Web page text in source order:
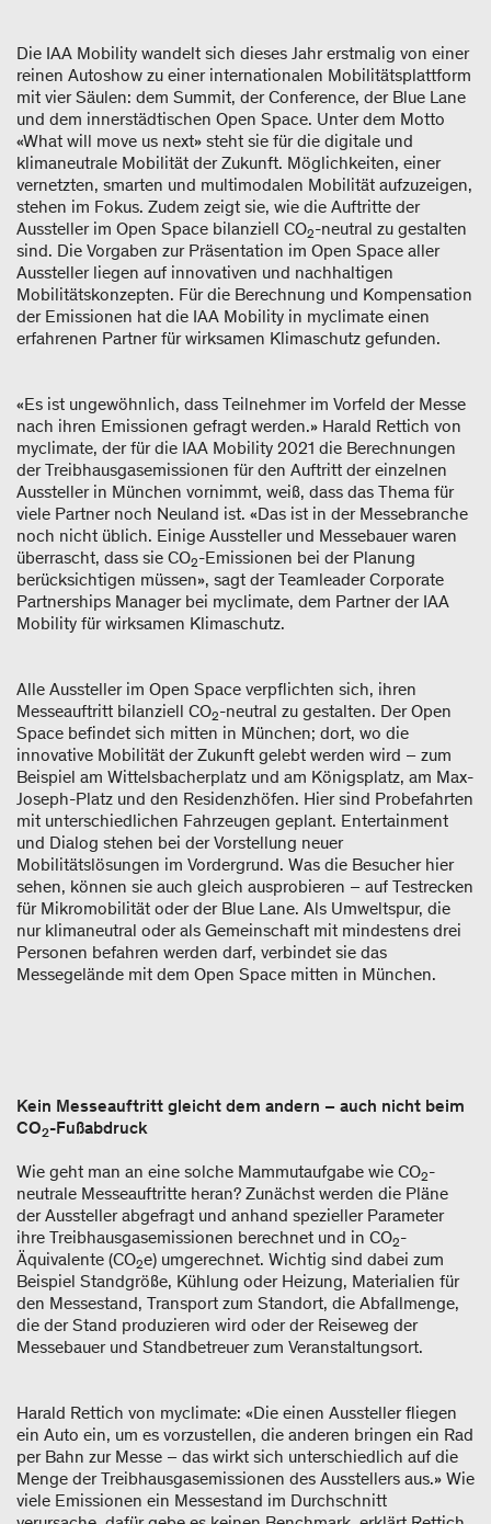
Die IAA Mobility wandelt sich dieses Jahr erstmalig von einer
reinen Autoshow zu einer internationalen Mobilitätsplattform
mit vier Säulen: dem Summit, der Conference, der Blue Lane
und dem innerstädtischen Open Space. Unter dem Motto
«What will move us next» steht sie für die digitale und
klimaneutrale Mobilität der Zukunft. Möglichkeiten, einer
vernetzten, smarten und multimodalen Mobilität aufzuzeigen,
stehen im Fokus. Zudem zeigt sie, wie die Auftritte der
Aussteller im Open Space bilanziell CO2-neutral zu gestalten
sind. Die Vorgaben zur Präsentation im Open Space aller
Aussteller liegen auf innovativen und nachhaltigen
Mobilitätskonzepten. Für die Berechnung und Kompensation
der Emissionen hat die IAA Mobility in myclimate einen
erfahrenen Partner für wirksamen Klimaschutz gefunden.
«Es ist ungewöhnlich, dass Teilnehmer im Vorfeld der Messe
nach ihren Emissionen gefragt werden.» Harald Rettich von
myclimate, der für die IAA Mobility 2021 die Berechnungen
der Treibhausgasemissionen für den Auftritt der einzelnen
Aussteller in München vornimmt, weiß, dass das Thema für
viele Partner noch Neuland ist. «Das ist in der Messebranche
noch nicht üblich. Einige Aussteller und Messebauer waren
überrascht, dass sie CO2-Emissionen bei der Planung
berücksichtigen müssen», sagt der Teamleader Corporate
Partnerships Manager bei myclimate, dem Partner der IAA
Mobility für wirksamen Klimaschutz.
Alle Aussteller im Open Space verpflichten sich, ihren
Messeauftritt bilanziell CO2-neutral zu gestalten. Der Open
Space befindet sich mitten in München; dort, wo die
innovative Mobilität der Zukunft gelebt werden wird – zum
Beispiel am Wittelsbacherplatz und am Königsplatz, am Max-
Joseph-Platz und den Residenzhöfen. Hier sind Probefahrten
mit unterschiedlichen Fahrzeugen geplant. Entertainment
und Dialog stehen bei der Vorstellung neuer
Mobilitätslösungen im Vordergrund. Was die Besucher hier
sehen, können sie auch gleich ausprobieren – auf Testrecken
für Mikromobilität oder der Blue Lane. Als Umweltspur, die
nur klimaneutral oder als Gemeinschaft mit mindestens drei
Personen befahren werden darf, verbindet sie das
Messegelände mit dem Open Space mitten in München.
Kein Messeauftritt gleicht dem andern – auch nicht beim
CO2-Fußabdruck
Wie geht man an eine solche Mammutaufgabe wie CO2-
neutrale Messeauftritte heran? Zunächst werden die Pläne
der Aussteller abgefragt und anhand spezieller Parameter
ihre Treibhausgasemissionen berechnet und in CO2-
Äquivalente (CO2e) umgerechnet. Wichtig sind dabei zum
Beispiel Standgröße, Kühlung oder Heizung, Materialien für
den Messestand, Transport zum Standort, die Abfallmenge,
die der Stand produzieren wird oder der Reiseweg der
Messebauer und Standbetreuer zum Veranstaltungsort.
Harald Rettich von myclimate: «Die einen Aussteller fliegen
ein Auto ein, um es vorzustellen, die anderen bringen ein Rad
per Bahn zur Messe – das wirkt sich unterschiedlich auf die
Menge der Treibhausgasemissionen des Ausstellers aus.» Wie
viele Emissionen ein Messestand im Durchschnitt